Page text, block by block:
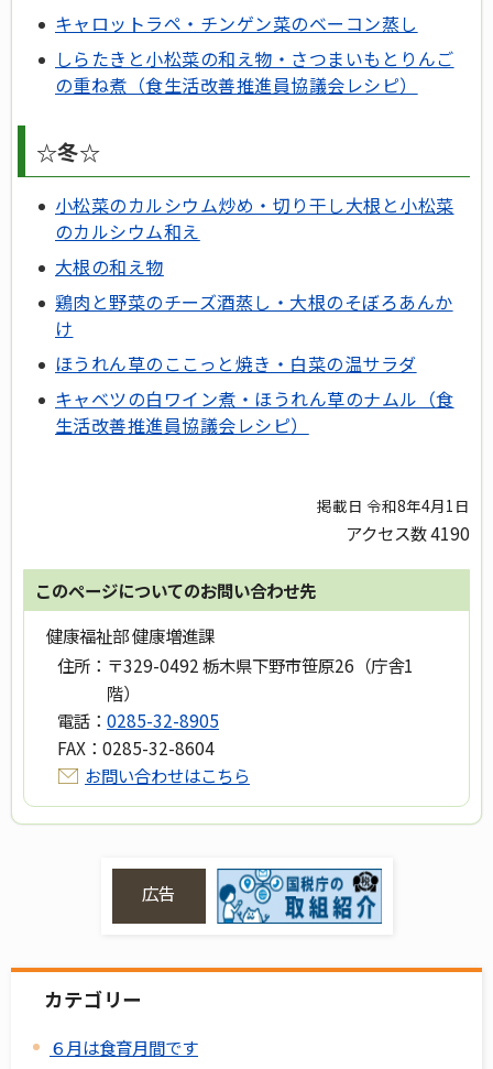
キャロットラペ・チンゲン菜のベーコン蒸し
しらたきと小松菜の和え物・さつまいもとりんご
の重ね煮（食生活改善推進員協議会レシピ）
☆冬☆
小松菜のカルシウム炒め・切り干し大根と小松菜
のカルシウム和え
大根の和え物
鶏肉と野菜のチーズ酒蒸し・大根のそぼろあんか
け
ほうれん草のここっと焼き・白菜の温サラダ
キャベツの白ワイン煮・ほうれん草のナムル（食
生活改善推進員協議会レシピ）
掲載日 令和8年4月1日
アクセス数4190
このページについてのお問い合わせ先
健康福祉部 健康増進課
住所： 〒329-0492 栃木県下野市笹原26（庁舎1
階）
電話： 0285-32-8905
FAX： 0285-32-8604
お問い合わせはこちら
広告
カテゴリー
６月は食育月間です